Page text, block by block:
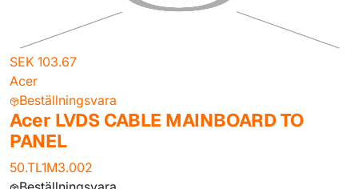
SEK 103.67
Acer
Beställningsvara
Acer LVDS CABLE MAINBOARD TO
PANEL
50.TL1M3.002